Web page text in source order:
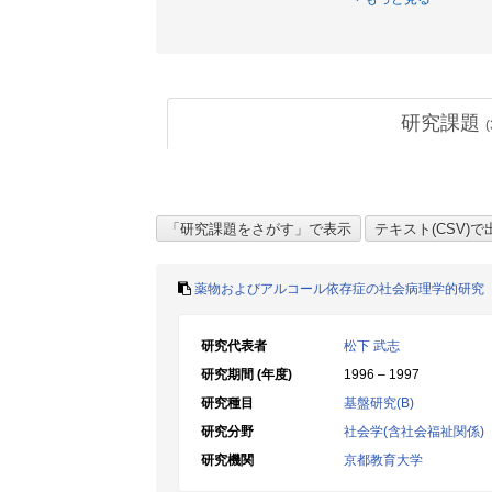
研究課題 (
薬物およびアルコール依存症の社会病理学的研究
研究代表者
松下 武志
研究期間 (年度)
1996 – 1997
研究種目
基盤研究(B)
研究分野
社会学(含社会福祉関係)
研究機関
京都教育大学